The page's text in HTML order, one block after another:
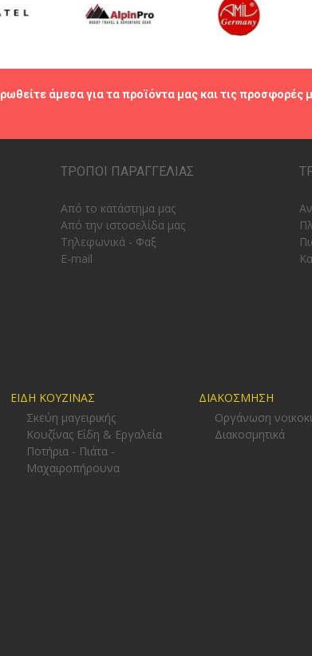
άμεσα για τα προϊόντα μας και τις προσφορές
ΤΡΟΠΟΙ ΠΑΡΑΓΓΕΛΙΑΣ
Από το κατάστημα μας
Από την ιστοσελίδα μας
Tηλεφωνικά - Φαξ
E-mail
ΕΙΔΗ ΚΟΥΖΙΝΑΣ
Σκεύη μαγειρικής
Κουζίνας Είδη & Εργαλεία
Ποτήρια - Πιάτα -
Μαχαιροπήρουνα
ΔΙΑΚΟΣΜΗΣΗ
Οργάνωση
Διακοσμητικά